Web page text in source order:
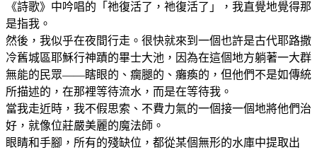
《詩歌》中吟唱的「祂復活了，祂復活了」，我直覺地覺得那
是指我。
然後，我似乎在夜間行走。很快就來到一個也許是古代耶路撒
冷舊城區耶穌行神蹟的畢士大池，因為在這個地方躺著一大群
無能的民眾——瞎眼的、瘸腿的、癱瘓的，但他們不是如傳統
所描述的，在那裡等待流水，而是在等待我。
當我走近時，我不假思索、不費力氣的一個接一個地將他們治
好，就像位莊嚴美麗的魔法師。
眼睛和手腳，所有的殘缺位，都從某個無形的水庫中提取出